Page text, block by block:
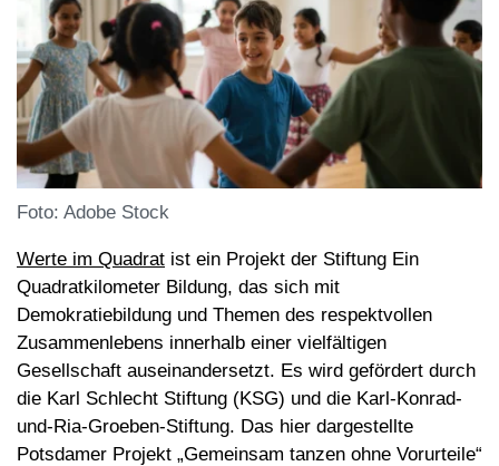
Foto: Adobe Stock
Werte im Quadrat ist ein Projekt der Stiftung Ein
Quadratkilometer Bildung, das sich mit
Demokratiebildung und Themen des respektvollen
Zusammenlebens innerhalb einer vielfältigen
Gesellschaft auseinandersetzt. Es wird gefördert durch
die Karl Schlecht Stiftung (KSG) und die Karl-Konrad-
und-Ria-Groeben-Stiftung. Das hier dargestellte
Potsdamer Projekt „Gemeinsam tanzen ohne Vorurteile“